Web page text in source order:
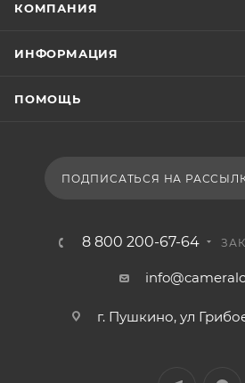
КОМПАНИЯ
ИНФОРМАЦИЯ
ПОМОЩЬ
ПОДПИСАТЬСЯ НА
8 800 200-67-64
г. Пушкино, ул